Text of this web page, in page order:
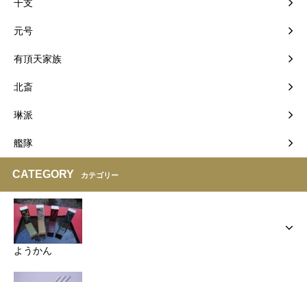
干支
元号
有頂天家族
北斎
琳派
艦隊
CATEGORY カテゴリー
ようかん